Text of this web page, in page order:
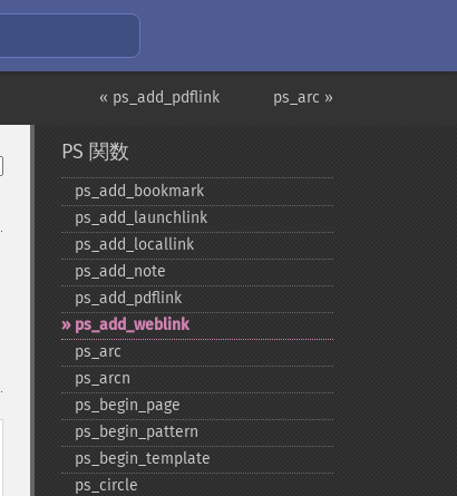
ps_arc »
« ps_add_pdflink
PS 関数
ps_​add_​bookmark
ps_​add_​launchlink
ps_​add_​locallink
ps_​add_​note
ps_​add_​pdflink
ps_​add_​weblink
ps_​arc
ps_​arcn
ps_​begin_​page
ps_​begin_​pattern
ps_​begin_​template
ps_​circle